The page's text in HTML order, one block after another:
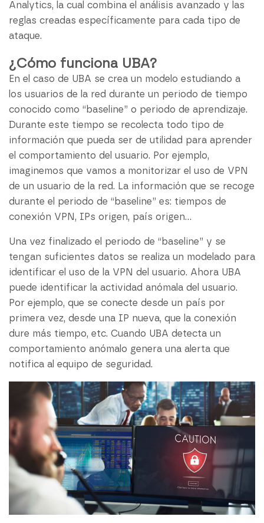
Analytics, la cual combina el análisis avanzado y las
reglas creadas específicamente para cada tipo de
ataque.
¿Cómo funciona UBA?
En el caso de UBA se crea un modelo estudiando a
los usuarios de la red durante un periodo de tiempo
conocido como “baseline” o periodo de aprendizaje.
Durante este tiempo se recolecta todo tipo de
información que pueda ser de utilidad para aprender
el comportamiento del usuario. Por ejemplo,
imaginemos que vamos a monitorizar el uso de VPN
de un usuario de la red. La información que se recoge
durante el periodo de “baseline” es: tiempos de
conexión VPN, IPs origen, país origen…
Una vez finalizado el periodo de “baseline” y se
tengan suficientes datos se realiza un modelado para
identificar el uso de la VPN del usuario. Ahora UBA
puede identificar la actividad anómala del usuario.
Por ejemplo, que se conecte desde un país por
primera vez, desde una IP nueva, que la conexión
dure más tiempo, etc. Cuando UBA detecta un
comportamiento anómalo genera una alerta que
notifica al equipo de seguridad.